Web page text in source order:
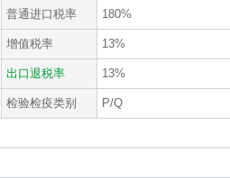
普通进口税率 180%
增值税率 13%
出口退税率 13%
检验检疫类别 P/Q